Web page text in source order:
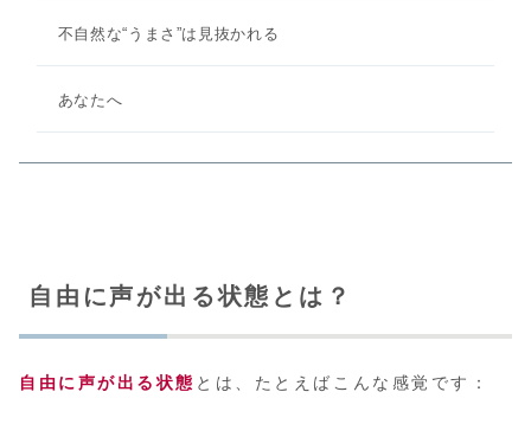
不自然な“うまさ”は見抜かれる
あなたへ
自由に声が出る状態とは？
自由に声が出る状態 とは、たとえばこんな感覚です：